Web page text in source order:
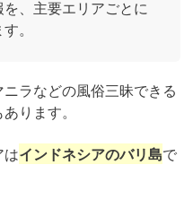
、主要エリアごとに
。
ラなどの風俗三昧できる
ります。
はインドネシアのバリ島で